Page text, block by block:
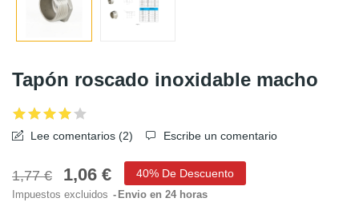
Tapón roscado inoxidable macho
Lee comentarios (2) Escribe un comentario
1,77 € 1,06 € 40% De Descuento
Impuestos excluidos Envio en 24 horas